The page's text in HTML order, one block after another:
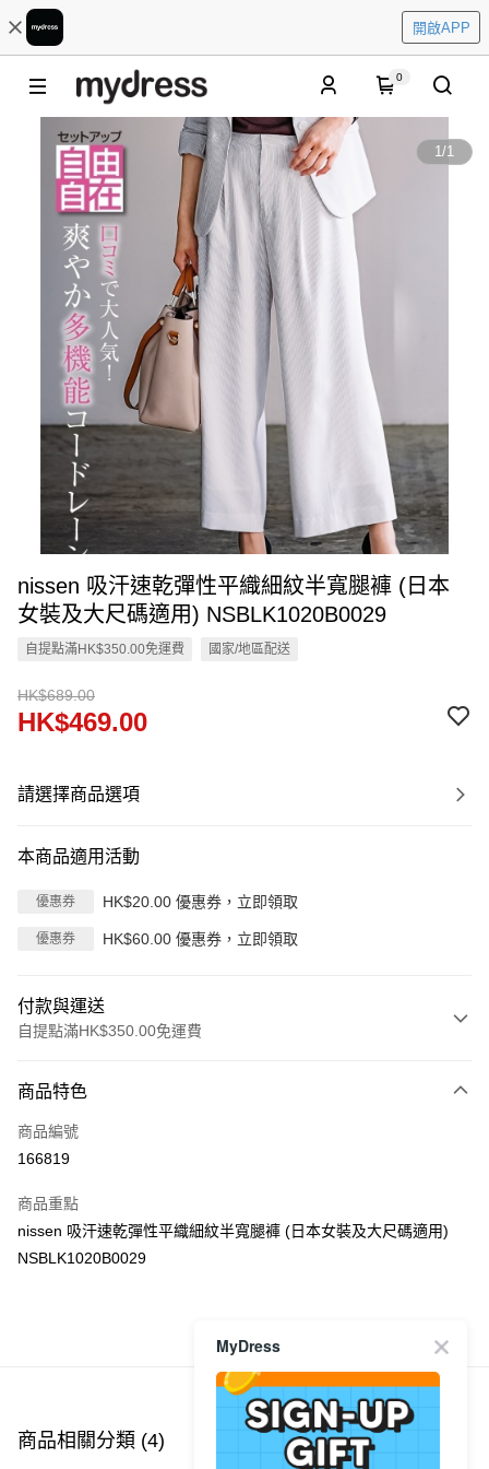
開啟APP
0
1/1
nissen 吸汗速乾彈性平織細紋半寬腿褲 (日本
女裝及大尺碼適用) NSBLK1020B0029
自提點滿HK$350.00免運費 國家/地區配送
HK$689.00
HK$469.00
請選擇商品選項
本商品適用活動
優惠券 HK$20.00 優惠券，立即領取
優惠券 HK$60.00 優惠券，立即領取
付款與運送
自提點滿HK$350.00免運費
信用卡
Apple Pay
PayMe
WeChat Pay
每筆HK$40.00，滿HK$350.00或以上免運費
每筆HK$40.00，滿HK$350.00或以上免運費
商品特色
商品編號
166819
商品重點
nissen 吸汗速乾彈性平織細紋半寬腿褲 (日本女裝及大尺碼適用)
NSBLK1020B0029
商品推薦
商品相關分類 (4)
MyDress